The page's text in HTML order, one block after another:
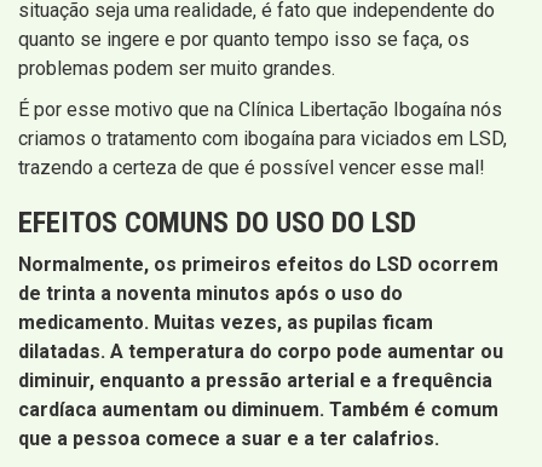
situação seja uma realidade, é fato que independente do
quanto se ingere e por quanto tempo isso se faça, os
problemas podem ser muito grandes.
É por esse motivo que na Clínica Libertação Ibogaína nós
criamos o tratamento com ibogaína para viciados em LSD,
trazendo a certeza de que é possível vencer esse mal!
EFEITOS COMUNS DO USO DO LSD
Normalmente, os primeiros efeitos do LSD ocorrem
de trinta a noventa minutos após o uso do
medicamento. Muitas vezes, as pupilas ficam
dilatadas. A temperatura do corpo pode aumentar ou
diminuir, enquanto a pressão arterial e a frequência
cardíaca aumentam ou diminuem. Também é comum
que a pessoa comece a suar e a ter calafrios.